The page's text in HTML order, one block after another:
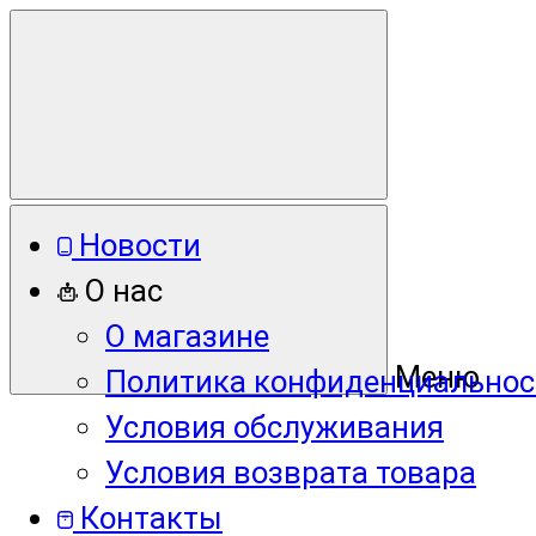
Меню
Новости
О нас
О магазине
Политика
Условия обслуживания
Условия возврата товара
Контакты